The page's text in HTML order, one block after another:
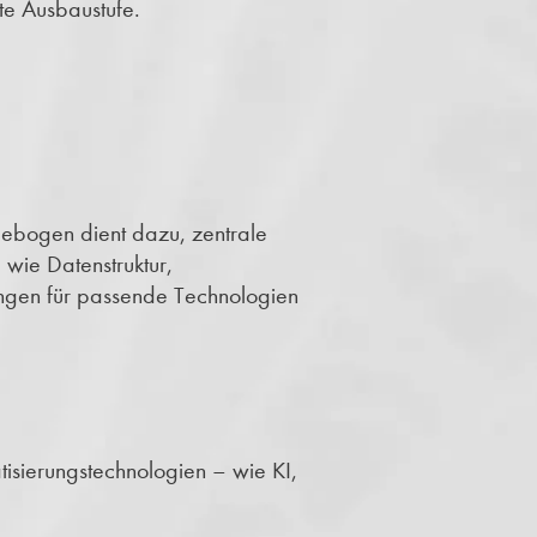
Ausbaustufe.
dient dazu, zentrale
Datenstruktur,
für passende Technologien
– wie KI,